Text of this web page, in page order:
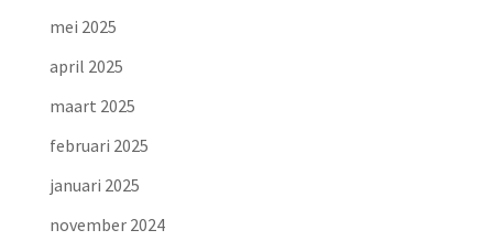
mei 2025
april 2025
maart 2025
februari 2025
januari 2025
november 2024